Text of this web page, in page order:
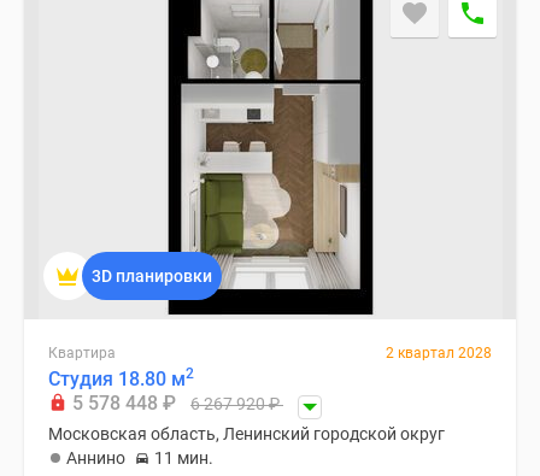
3D планировки
Квартира 2 квартал 2028
Студия 18.80 м2
5 578 448 ₽ 6 267 920₽
Московская область, Ленинский городской округ
Аннино
11 мин.